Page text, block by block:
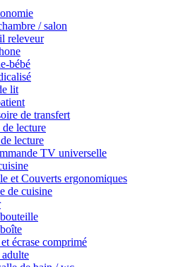
/ salon
releveur
bébé
lit
de transfert
lecture
lecture
TV universelle
et Couverts ergonomiques
de cuisine
écrase comprimé